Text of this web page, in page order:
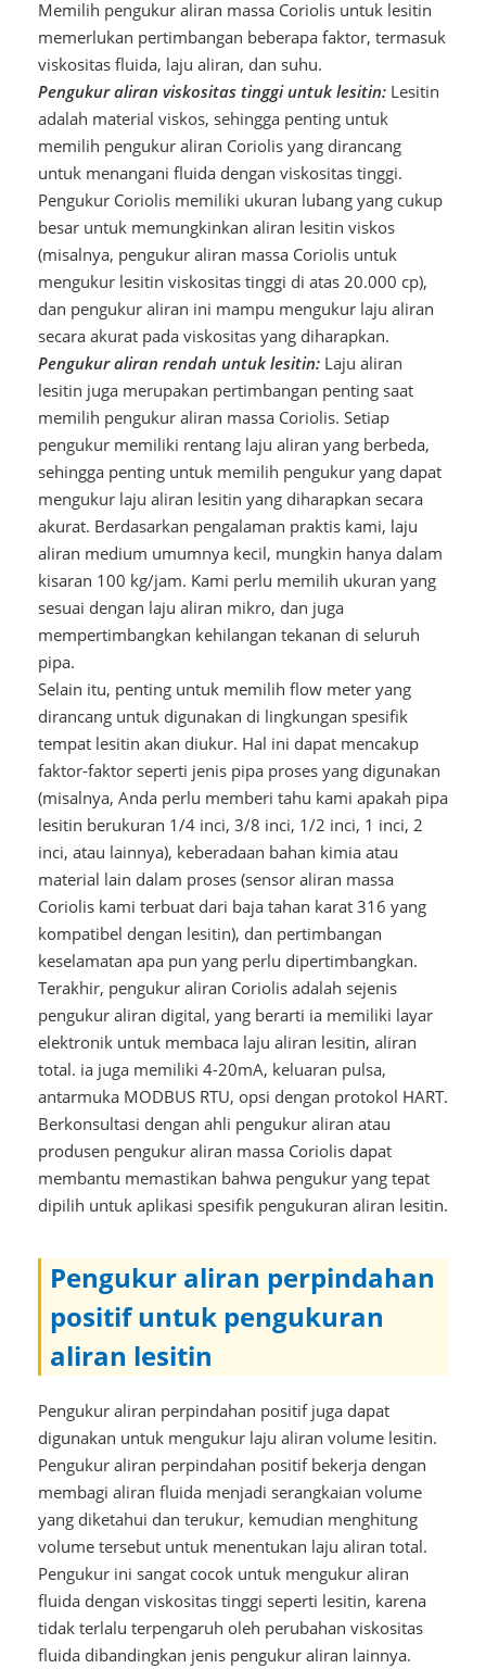
Memilih pengukur aliran massa Coriolis untuk lesitin
memerlukan pertimbangan beberapa faktor, termasuk
viskositas fluida, laju aliran, dan suhu.
Pengukur aliran viskositas tinggi untuk lesitin:Lesitin
adalah material viskos, sehingga penting untuk
memilih pengukur aliran Coriolis yang dirancang
untuk menangani fluida dengan viskositas tinggi.
Pengukur Coriolis memiliki ukuran lubang yang cukup
besar untuk memungkinkan aliran lesitin viskos
(misalnya, pengukur aliran massa Coriolis untuk
mengukur lesitin viskositas tinggi di atas 20.000 cp),
dan pengukur aliran ini mampu mengukur laju aliran
secara akurat pada viskositas yang diharapkan.
Pengukur aliran rendah untuk lesitin:Laju aliran
lesitin juga merupakan pertimbangan penting saat
memilih pengukur aliran massa Coriolis. Setiap
pengukur memiliki rentang laju aliran yang berbeda,
sehingga penting untuk memilih pengukur yang dapat
mengukur laju aliran lesitin yang diharapkan secara
akurat. Berdasarkan pengalaman praktis kami, laju
aliran medium umumnya kecil, mungkin hanya dalam
kisaran 100 kg/jam. Kami perlu memilih ukuran yang
sesuai dengan laju aliran mikro, dan juga
mempertimbangkan kehilangan tekanan di seluruh
pipa.
Selain itu, penting untuk memilih flow meter yang
dirancang untuk digunakan di lingkungan spesifik
tempat lesitin akan diukur. Hal ini dapat mencakup
faktor-faktor seperti jenis pipa proses yang digunakan
(misalnya, Anda perlu memberi tahu kami apakah pipa
lesitin berukuran 1/4 inci, 3/8 inci, 1/2 inci, 1 inci, 2
inci, atau lainnya), keberadaan bahan kimia atau
material lain dalam proses (sensor aliran massa
Coriolis kami terbuat dari baja tahan karat 316 yang
kompatibel dengan lesitin), dan pertimbangan
keselamatan apa pun yang perlu dipertimbangkan.
Terakhir, pengukur aliran Coriolis adalah sejenis
pengukur aliran digital, yang berarti ia memiliki layar
elektronik untuk membaca laju aliran lesitin, aliran
total. ia juga memiliki 4-20mA, keluaran pulsa,
antarmuka MODBUS RTU, opsi dengan protokol HART.
Berkonsultasi dengan ahli pengukur aliran atau
produsen pengukur aliran massa Coriolis dapat
membantu memastikan bahwa pengukur yang tepat
dipilih untuk aplikasi spesifik pengukuran aliran lesitin.
Pengukur aliran perpindahan
positif untuk pengukuran
aliran lesitin
Pengukur aliran perpindahan positif juga dapat
digunakan untuk mengukur laju aliran volume lesitin.
Pengukur aliran perpindahan positif bekerja dengan
membagi aliran fluida menjadi serangkaian volume
yang diketahui dan terukur, kemudian menghitung
volume tersebut untuk menentukan laju aliran total.
Pengukur ini sangat cocok untuk mengukur aliran
fluida dengan viskositas tinggi seperti lesitin, karena
tidak terlalu terpengaruh oleh perubahan viskositas
fluida dibandingkan jenis pengukur aliran lainnya.